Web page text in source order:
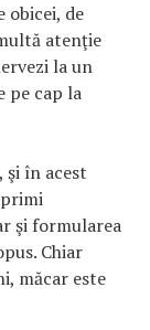
obicei, de
atenţie
la un
pe cap la
în acest
şi formularea
Chiar
măcar este